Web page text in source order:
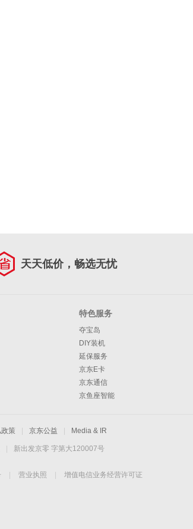
天天低价，畅选无忧
特色服务
夺宝岛
DIY装机
延保服务
京东E卡
京东通信
京鱼座智能
政策 京东公益 Media & IR
新出发京零 字第大120007号
营业执照
增值电信业务经营许可证